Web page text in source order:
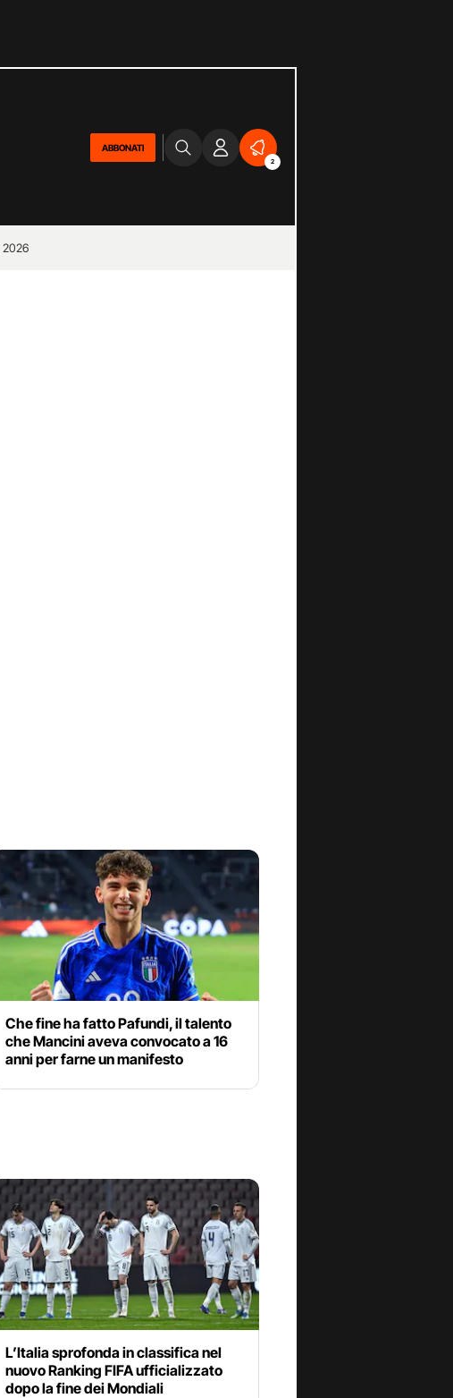
ABBONATI
2
2026
Che fine ha fatto Pafundi, il talento
che Mancini aveva convocato a 16
anni per farne un manifesto
L’Italia sprofonda in classifica nel
nuovo Ranking FIFA ufficializzato
dopo la fine dei Mondiali